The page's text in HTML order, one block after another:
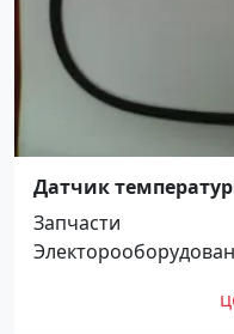
Датчик
кросс, отака,
Динская
Запчасти